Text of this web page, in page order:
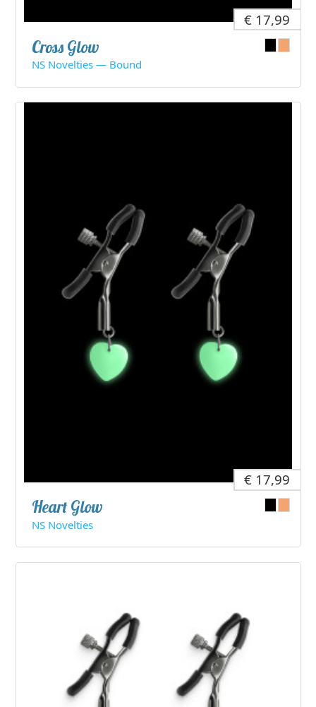
€ 17,99
Cross Glow
NS Novelties — Bound
€ 17,99
Heart Glow
NS Novelties